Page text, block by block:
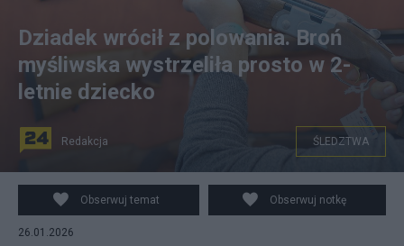
na zdjęciu: broń myśliwska, zdjęcie ilustracyjne. fot.
PAP/Darek Delmanowicz
Dziadek wrócił z polowania. Broń
myśliwska wystrzeliła prosto w 2-
letnie dziecko
Redakcja ŚLEDZTWA
Obserwuj temat Obserwuj notkę
26.01.2026